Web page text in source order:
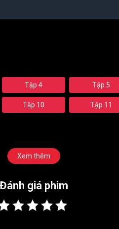
Tập 4 Tập 5
Tập 10 Tập 11
Xem thêm
Đánh giá phim